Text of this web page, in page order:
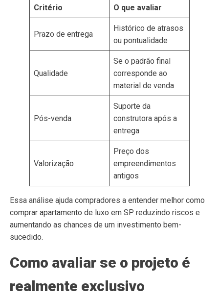
Critério O que avaliar
Prazo de entrega
Histórico de atrasos
ou pontualidade
Qualidade
Se o padrão final
corresponde ao
material de venda
Pós-venda
Suporte da
construtora após a
entrega
Valorização
Preço dos
empreendimentos
antigos
Essa análise ajuda compradores a entender melhor como
comprar apartamento de luxo em SP reduzindo riscos e
aumentando as chances de um investimento bem-
sucedido.
Como avaliar se o projeto é
realmente exclusivo